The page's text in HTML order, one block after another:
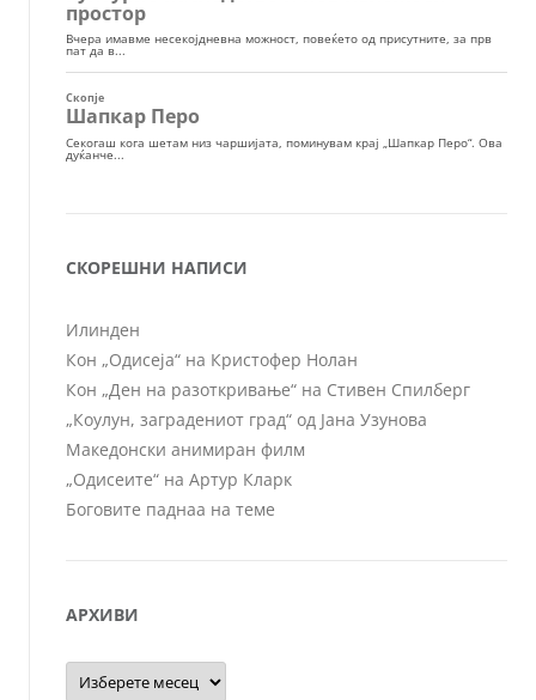
СКОРЕШНИ НАПИСИ
Илинден
Кон „Одисеја“ на Кристофер Нолан
Кон „Ден на разоткривање“ на Стивен Спилберг
„Коулун, заградениот град“ од Јана Узунова
Македонски анимиран филм
„Одисеите“ на Артур Кларк
Боговите паднаа на теме
АРХИВИ
Архиви